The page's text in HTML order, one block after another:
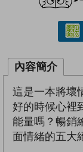
內容簡介
這是一本將壞
好的時候心裡
能量嗎？暢銷
面情緒的五大